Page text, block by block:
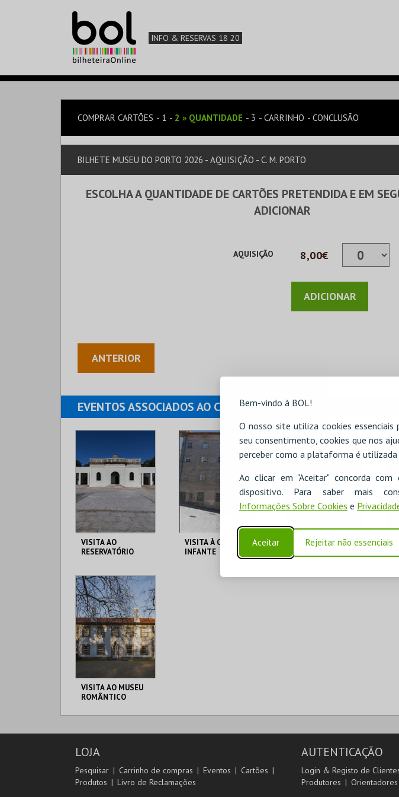
Bem-vindo à BOL!
O nosso site utiliza cookies
seu consentimento, cookies que nos
perceber como a plataforma é
Ao clicar em "Aceitar" concorda
dispositivo. Para saber mais
Informações Sobre Cookies e
Aceitar Rejeitar não essenciais
INFO & RESERVAS 18 20
COMPRAR CARTÕES 1 2 » QUANTIDADE 3 CARRINHO CONCLUSÃO
BILHETE MUSEU DO PORTO 2026 - AQUISIÇÃO - C. M. PORTO
ESCOLHA A QUANTIDADE DE CARTÕES PRETENDIDA E EM
ADICIONAR
AQUISIÇÃO 8,00€
ANTERIOR
EVENTOS ASSOCIADOS AO CARTÃO
VISITA AO
RESERVATÓRIO
RESERVATÓRIO
MAIS INFO
COMPRAR
VISITA À CASA DO
INFANTE
VISITA AO MUSEU
DE SOUZA
VISITA AO MUSEU
ROMÂNTICO
COMPRAR
LOJA
Pesquisar Carrinho de compras Eventos
Cartões
Produtos
Livro de Reclamações
AUTENTICAÇÃO
Login & Registo de
Produtores